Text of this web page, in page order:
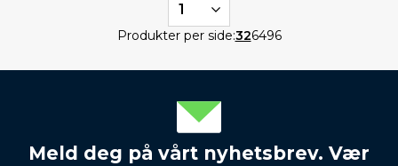
1
Produkter per side:326496
Meld deg på vårt nyhetsbrev. Vær